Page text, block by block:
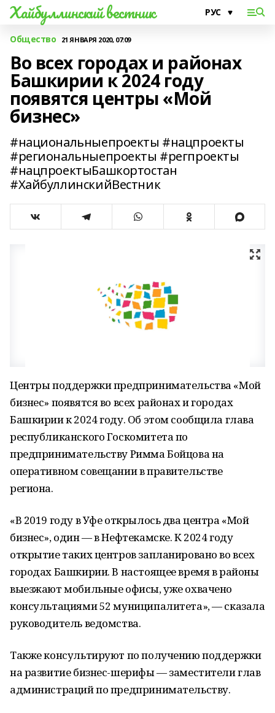
Хайбуллинский вестник
Общество 21 ЯНВАРЯ 2020, 07:09
Во всех городах и районах
Башкирии к 2024 году
появятся центры «Мой
бизнес»
#национальныепроекты #нацпроекты
#региональныепроекты #регпроекты
#нацпроектыБашкортостан
#ХайбуллинскийВестник
Центры поддержки предпринимательства «Мой
бизнес» появятся во всех районах и городах
Башкирии к 2024 году. Об этом сообщила глава
республиканского Госкомитета по
предпринимательству Римма Бойцова на
оперативном совещании в правительстве
региона.
«В 2019 году в Уфе открылось два центра «Мой
бизнес», один — в Нефтекамске. К 2024 году
открытие таких центров запланировано во всех
городах Башкирии. В настоящее время в районы
выезжают мобильные офисы, уже охвачено
консультациями 52 муниципалитета», — сказала
руководитель ведомства.
Также консультируют по получению поддержки
на развитие бизнес-шерифы — заместители глав
администраций по предпринимательству.